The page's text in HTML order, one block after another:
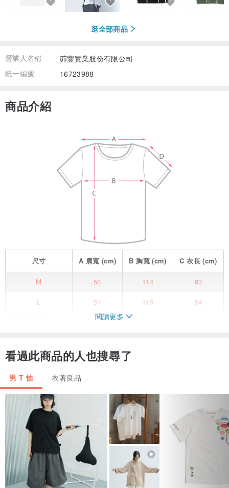
逛全部商品
營業人名稱
茆豐實業股份有限公司
統一編號
16723988
商品介紹
尺寸 A 肩寬 (cm) B 胸寬(cm) C衣長(cm)
M 50 114 83
L 51 119 84
網眼堆疊數位印花來呈現訊息被遮蔽的效果，
背後有透氣設計，
並有背帶可掛或背。
FUNCTION | 功能
FEATURE | 重點
*背後透氣設計
*正面堆疊圖像設計
閱讀更多
看過此商品的人也搜尋了
男 T 恤 衣著良品